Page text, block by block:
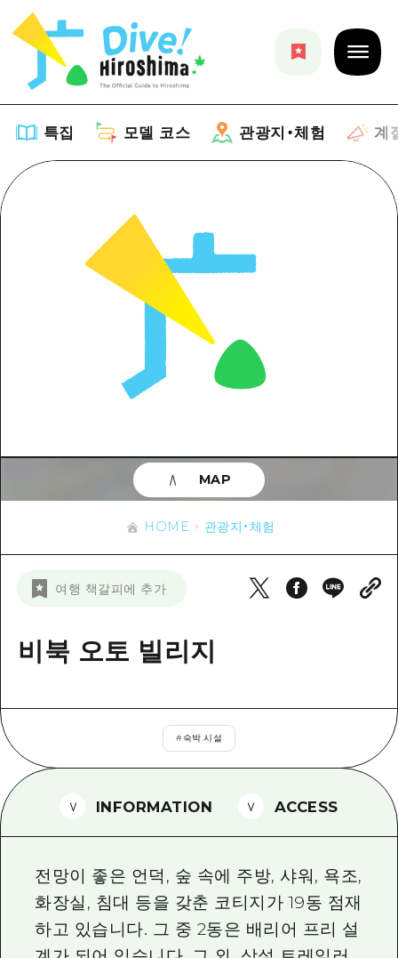
특집 모델 코스 관광지・체험 계
추천
아트
이벤트/축제
음식/술
쇼핑
스포츠
나이트 라이프
기준
치유
모델 코스
목록
Dive! Hiroshima 공식 가이드
Hiroshima Moshimo Travel
빈고(備後)
미야지마(宮島) 주변
빠른 여행
반나절
1박 2일
2박 3일
관광지・체험
목록
히로시마시 주변
빈고(備後)
비북(備北)
게이호쿠(芸北)
야마구치(山口)현 동부
시마네(島根)현
계절 정보
유용한 정보
목록
접근
히로시마 OMOTENASHI 패스
외국인 여행자용 거리 관광안내소
사진 다운로드
재해가 발생했을 때의 교통 정보
뉴스
HOME 관광지・체험
여행 책갈피에 추가
비북 오토 빌리지
# 숙박 시설
MAP
INFORMATION ACCESS
전망이 좋은 언덕, 숲 속에 주방, 샤워, 욕조,
화장실, 침대 등을 갖춘 코티지가 19동 점재
하고 있습니다. 그 중 2동은 배리어 프리 설